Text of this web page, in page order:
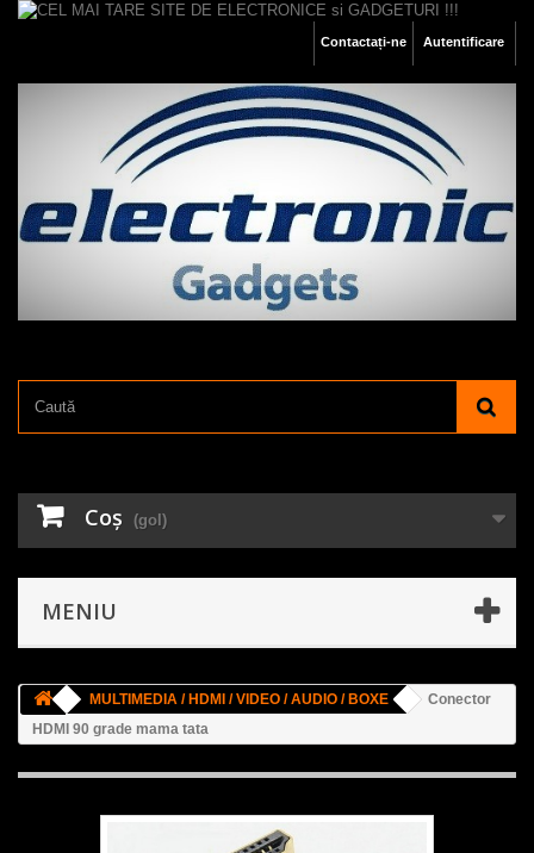
Autentificare
Contactați-ne
Coş (gol)
MENIU
MULTIMEDIA / HDMI / VIDEO / AUDIO / BOXE
Conector
HDMI 90 grade mama tata